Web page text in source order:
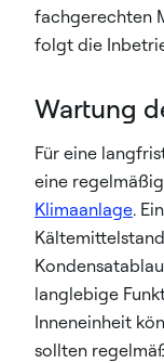
fachgerechten
folgt die
Wartung
Für eine
eine
Klimaanlage.
langlebige
Inneneinheit
sollten